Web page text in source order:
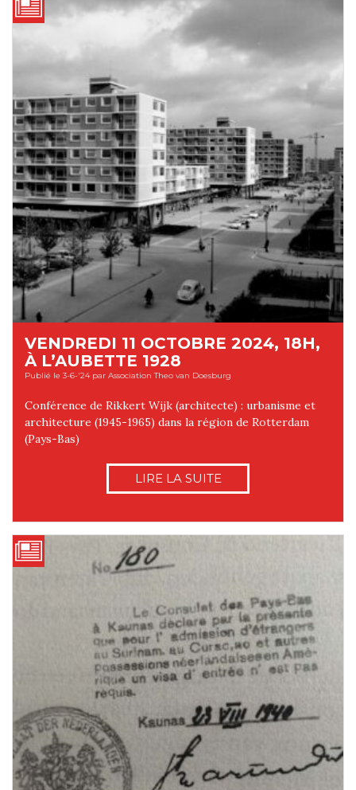
VENDREDI 11 OCTOBRE 2024, 18H,
À L’AUBETTE 1928
Publié le 3-6-'24 par Association Theo van Doesburg
Conférence de Rikkert Wijk (architecte) : urbanisme et
architecture (1945-1965) dans la région de Rotterdam
(Pays-Bas)
LIRE LA SUITE